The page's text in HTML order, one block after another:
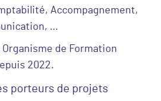
Accompagnement,
…
de Formation
2022.
porteurs de projets